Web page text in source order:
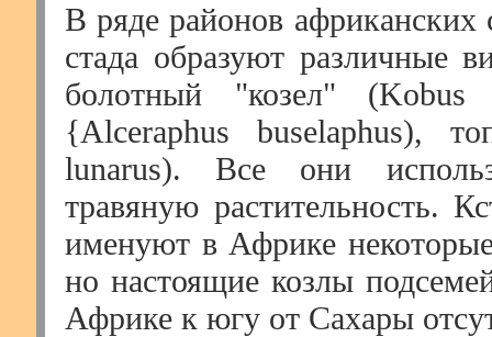
В ряде районов африканских
стада образуют различные
болотный "козел" (Kobus
{Alceraphus buselaphus),
lunarus). Все они
травяную растительность.
именуют в Африке
но настоящие козлы
Африке к югу от Сахары